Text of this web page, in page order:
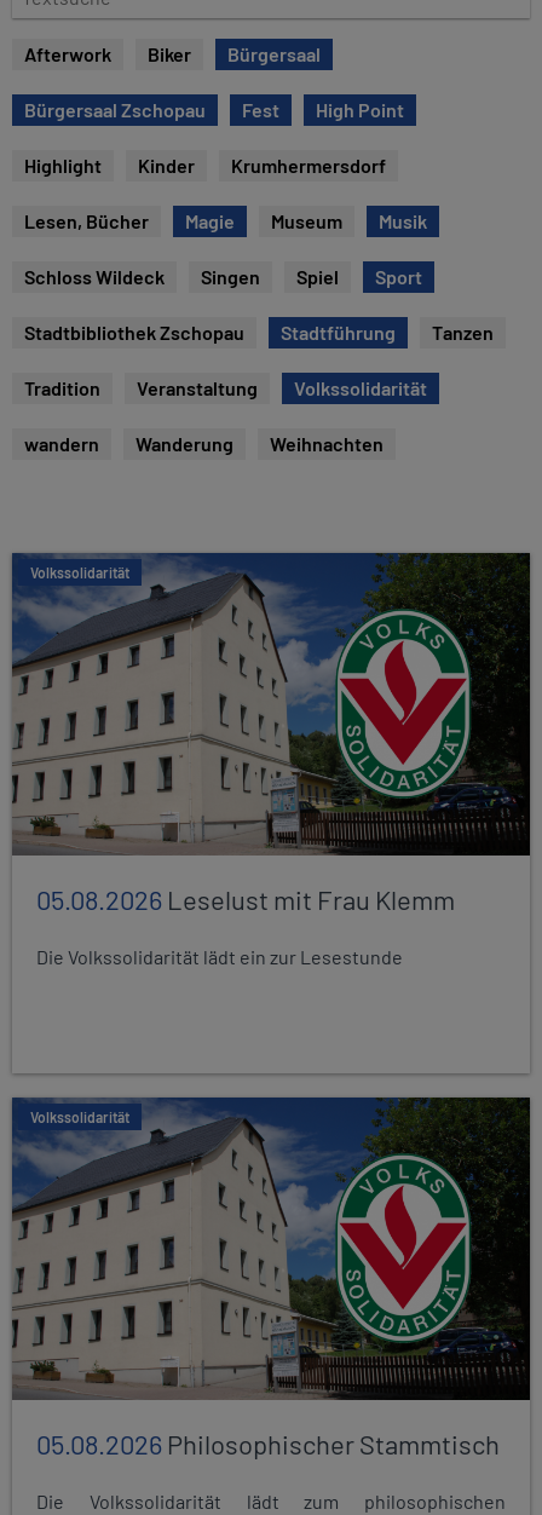
e
s
u
Afterwork Biker Bürgersaal
Bürgersaal Zschopau Fest High Point
Highlight Kinder Krumhermersdorf
Lesen, Bücher Magie Museum Musik
Schloss Wildeck Singen Spiel Sport
Stadtbibliothek Zschopau Stadtführung Tanzen
Tradition Veranstaltung Volkssolidarität
wandern Wanderung Weihnachten
Volkssolidarität
05.08.2026 Leselust mit Frau Klemm
Die Volkssolidarität lädt ein zur Lesestunde
Volkssolidarität
05.08.2026 Philosophischer Stammtisch
Die Volkssolidarität lädt zum philosophischen